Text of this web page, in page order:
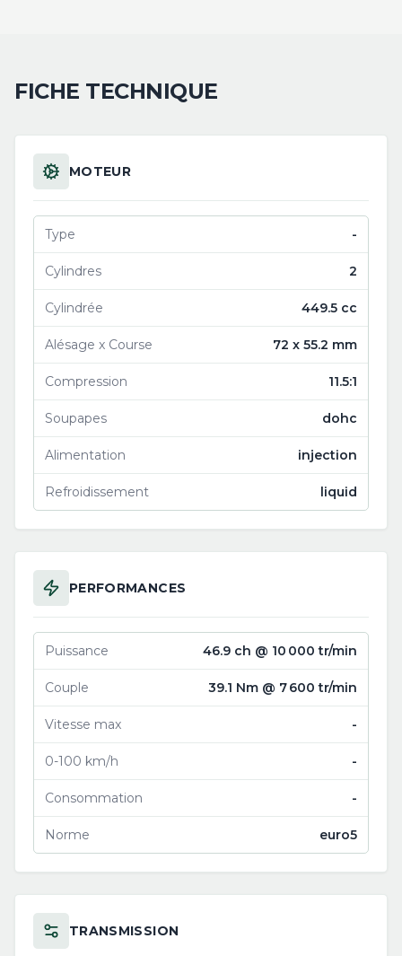
FICHE TECHNIQUE
MOTEUR
Type -
Cylindres 2
Cylindrée 449.5 cc
Alésage x Course 72 x 55.2 mm
Compression 11.5:1
Soupapes dohc
Alimentation injection
Refroidissement liquid
PERFORMANCES
Puissance 46.9 ch @ 10 000 tr/min
Couple 39.1 Nm @ 7 600 tr/min
Vitesse max -
0-100 km/h -
Consommation -
Norme euro5
TRANSMISSION